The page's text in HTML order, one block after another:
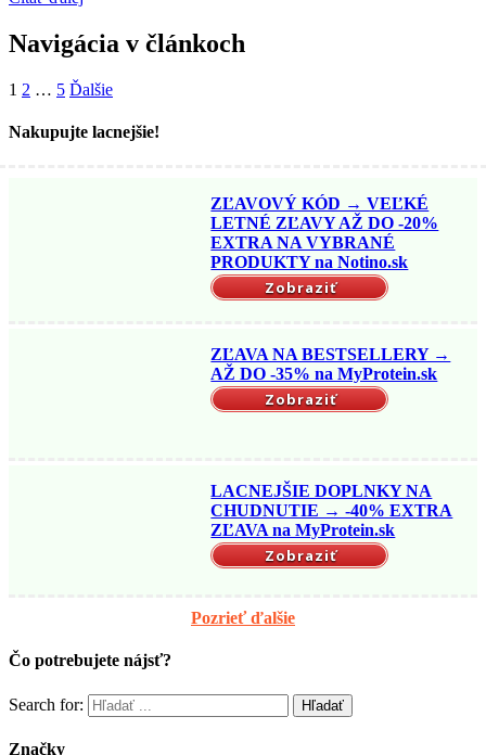
Navigácia v článkoch
1 2 … 5 Ďalšie
Nakupujte lacnejšie!
ZĽAVOVÝ KÓD → VEĽKÉ
LETNÉ ZĽAVY AŽ DO -20%
EXTRA NA VYBRANÉ
PRODUKTY na Notino.sk
Zobraziť
ZĽAVA NA BESTSELLERY →
AŽ DO -35% na MyProtein.sk
Zobraziť
LACNEJŠIE DOPLNKY NA
CHUDNUTIE → -40% EXTRA
ZĽAVA na MyProtein.sk
Zobraziť
Pozrieť ďalšie
Čo potrebujete nájsť?
Search for:
Značky